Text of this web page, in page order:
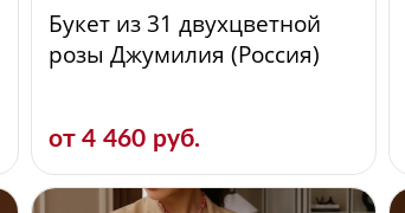
Букет из 31 двухцветной
розы Джумилия (Россия)
от 4 460 руб.